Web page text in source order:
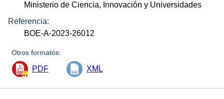
Ministerio de Ciencia, Innovación y Universidades
Referencia:
BOE-A-2023-26012
Otros formatos:
PDF XML